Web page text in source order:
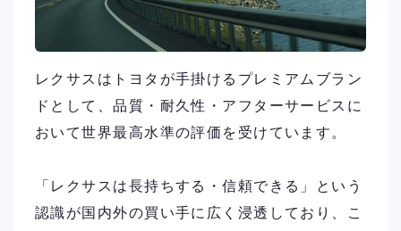
レクサスはトヨタが手掛けるプレミアムブラン
ドとして、品質・耐久性・アフターサービスに
おいて世界最高水準の評価を受けています。
「レクサスは長持ちする・信頼できる」という
認識が国内外の買い手に広く浸透しており、こ